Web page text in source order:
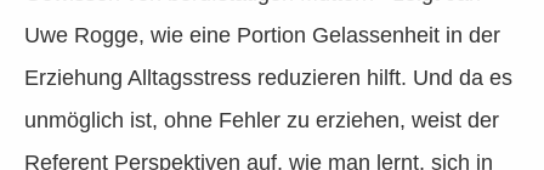
Uwe Rogge, wie eine Portion Gelassenheit in der
Erziehung Alltagsstress reduzieren hilft. Und da es
unmöglich ist, ohne Fehler zu erziehen, weist der
Referent Perspektiven auf, wie man lernt, sich in